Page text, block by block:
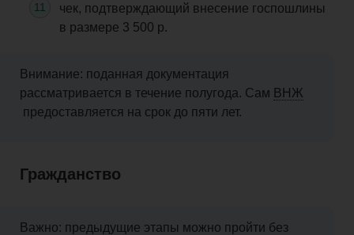
чек, подтверждающий внесение госпошлины
в размере 3 500 р.
Внимание: поданная документация
рассматривается в течение полугода. Сам ВНЖ
предоставляется на срок до пяти лет.
Гражданство
Важно: предыдущие этапы можно пройти без